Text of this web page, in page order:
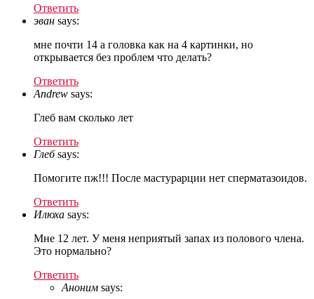
Ответить
эван says:
мне почти 14 а головка как на 4 картинки, но
открывается без проблем что делать?
Ответить
Andrew says:
Глеб вам сколько лет
Ответить
Глеб says:
Помогите пж!!! После мастурарции нет сперматазоидов.
Ответить
Илюха says:
Мне 12 лет. У меня неприятый запах из полового члена.
Это нормально?
Ответить
Аноним says: